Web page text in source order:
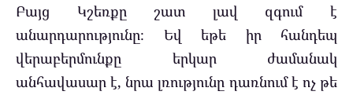
Բայց Կշեռքը շատ լավ զգում է
անարդարությունը։ Եվ եթե իր հանդեպ
վերաբերմունքը երկար ժամանակ
անհավասար է, նրա լռությունը դառնում է ոչ թե